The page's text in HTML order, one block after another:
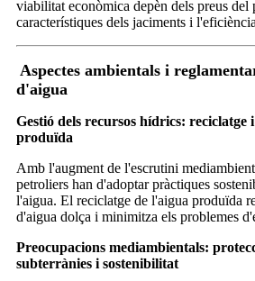
viabilitat econòmica depèn dels preus del
característiques dels jaciments i
Aspectes ambientals i
d'aigua
Gestió dels recursos hídrics: reciclatge
produïda
Amb l'augment de l'escrutini
petroliers han d'adoptar pràctiques
l'aigua. El reciclatge de l'aigua produïda
d'aigua dolça i minimitza els problemes
Preocupacions mediambientals:
subterrànies i sostenibilitat